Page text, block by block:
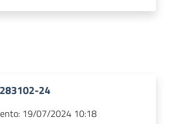
24
19/07/2024 10:18